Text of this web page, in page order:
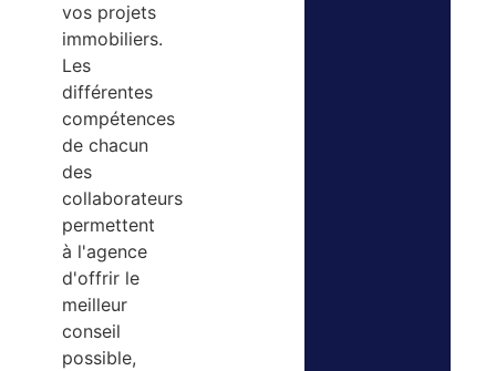
vos projets
immobiliers.
Les
différentes
compétences
de chacun
des
collaborateurs
permettent
à l'agence
d'offrir le
meilleur
conseil
possible,